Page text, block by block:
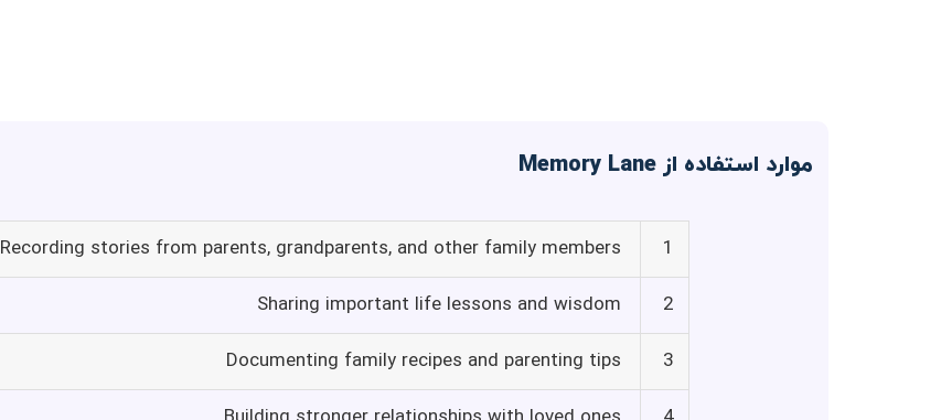
موارد استفاده از Memory Lane
1
Recording stories from parents, grandparents, and other family members
2
Sharing important life lessons and wisdom
3
Documenting family recipes and parenting tips